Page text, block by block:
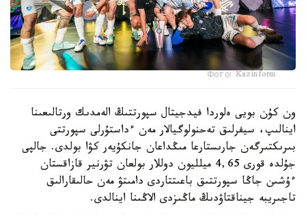
Фото: Kazinform
ون كۇن بويى ەلوردا فيدجيتال سپورتتىڭ الەمدىك ورتالىعىنا
اينالىپ، سيفرلىق تەحنولوگيالار مەن ءداستۇرلى سپورتتى
بىرىكتىرگەن جارىستارعا مىڭداعان جانكۇيەر كۋا بولدى. جالپى
جۇلدە قورى 4,65 ميلليون دوللار بولعان تۋرنير قازاقستان
ءۇشىن جاڭا سپورتتىق باعىتتاردى دامىتۋ مەن حالىقارالىق
تاجىريبە جيناقتاۋدىڭ ماڭىزدى الاڭىنا اينالدى.